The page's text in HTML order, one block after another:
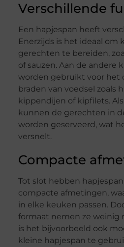
Verschillende
Een hapjespan heeft
Enerzijds is het ideaal om
gerechten te bereiden,
of sauzen. Aan de andere
worden gebruikt voor het
braden van voedsel zoals
kippendijen of kipfilets.
kunnen de gerechten in
worden geserveerd, wat
versnelt.
Compacte
Tot slot hebben
compacte afmetingen,
in elke keuken passen.
formaat nemen ze weinig
is het bijvoorbeeld ook
kleine hapjespan te